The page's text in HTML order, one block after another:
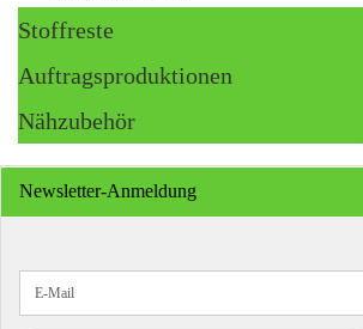
Stoffreste
Auftragsproduktionen
Nähzubehör
Newsletter-Anmeldung
ZUR
NEWSLETTER-
E-
Mail